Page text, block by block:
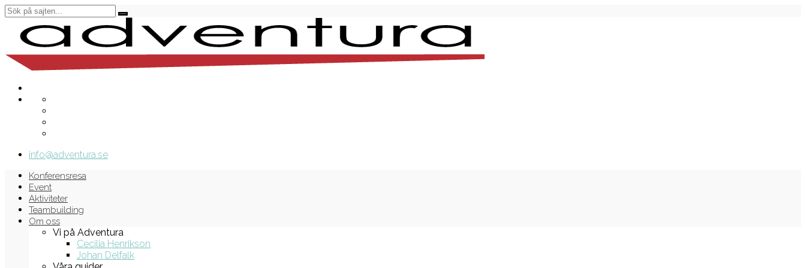
info@adventura.se
Konferensresa
Event
Aktiviteter
Teambuilding
Om oss
Vi på Adventura
Cecilia Henrikson
Johan Delfalk